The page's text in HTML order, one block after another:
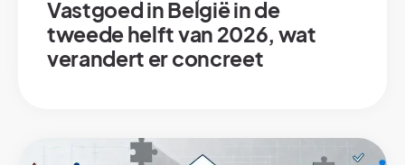
Vastgoed in België in de
tweede helft van 2026, wat
verandert er concreet